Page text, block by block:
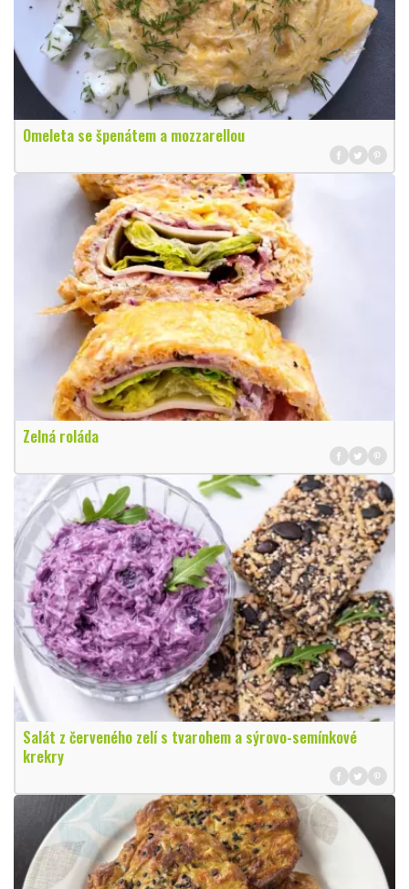
Omeleta se špenátem a mozzarellou
Zelná roláda
Salát z červeného zelí s tvarohem a sýrovo-semínkové
krekry